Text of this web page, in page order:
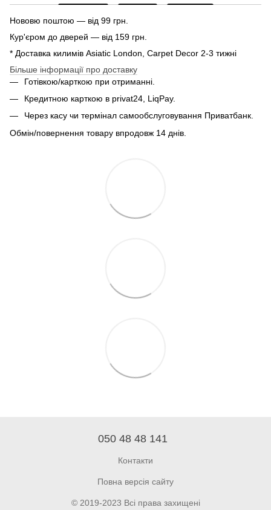
Нововю поштою — від 99 грн.
Кур'єром до дверей — від 159 грн.
* Доставка килимів Asiatic London, Carpet Decor 2-3 тижні
Більше інформації про доставку
Готівкою/карткою при отриманні.
Кредитною карткою в privat24, LiqPay.
Через касу чи термінал самообслуговування Приватбанк.
Обмін/повернення товару впродовж 14 днів.
050 48 48 141
Контакти
Повна версія сайту
© 2019-2023 Всі права захищені